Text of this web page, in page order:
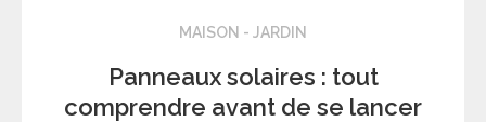
MAISON - JARDIN
Panneaux solaires : tout
comprendre avant de se lancer